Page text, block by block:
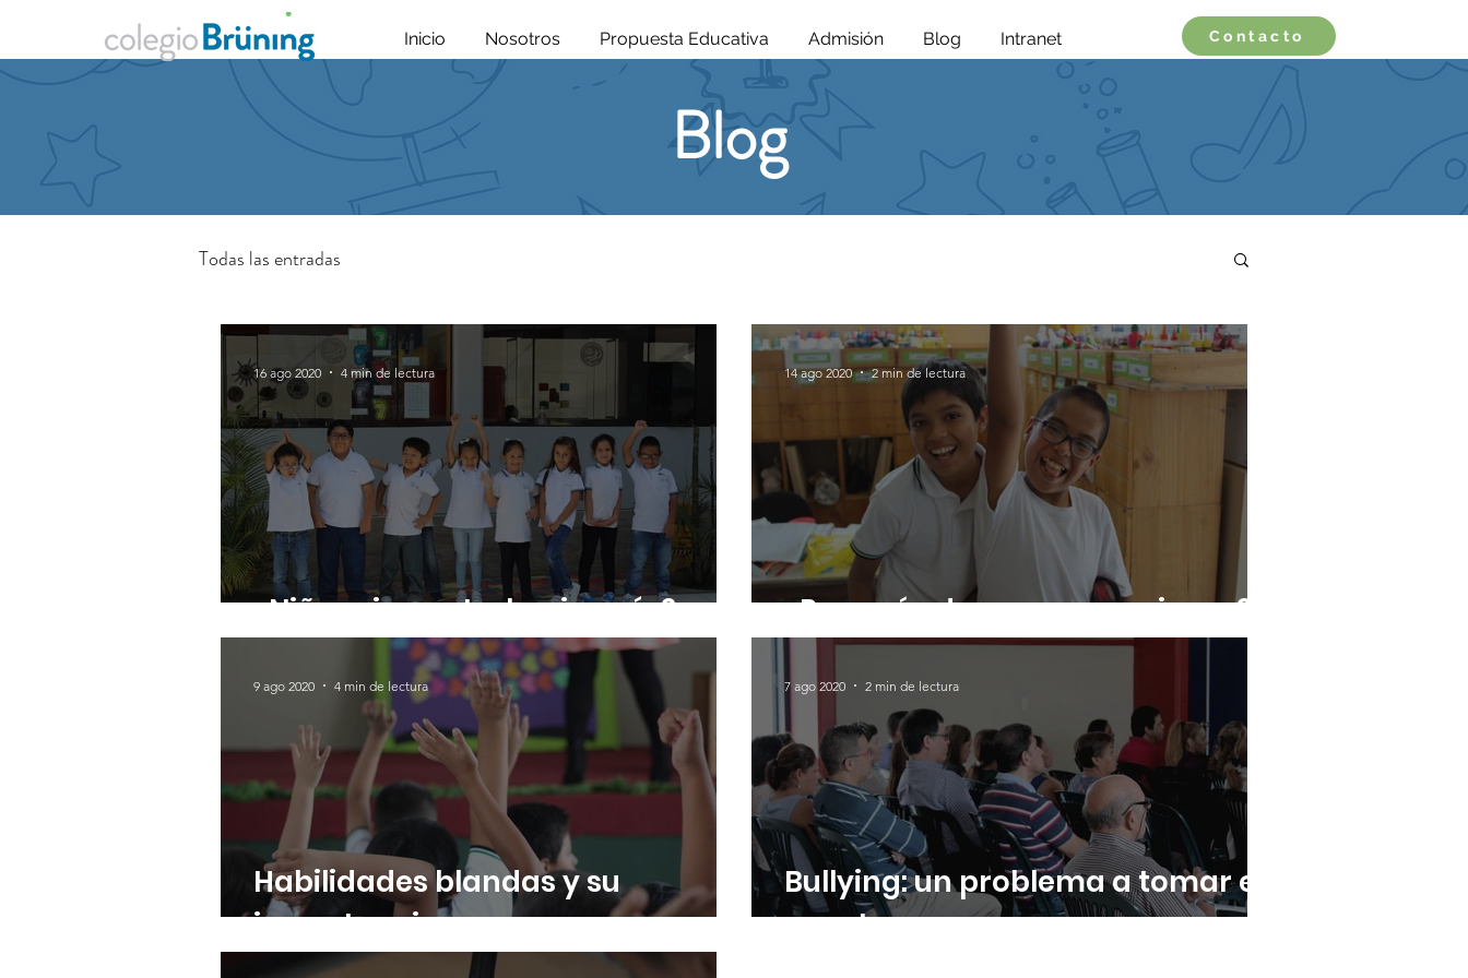
Inicio Nosotros Propuesta Educativa Admisión Blog Intranet Contacto
Blog
Todas las entradas
¿Niños sin control o sin guía?
16 ago 2020 4 min de lectura
¿Por qué educar en emociones?
14 ago 2020 2 min de lectura
Habilidades blandas y su
importancia
9 ago 2020 4 min de lectura
Bullying: un problema a tomar en
cuenta
7 ago 2020 2 min de lectura